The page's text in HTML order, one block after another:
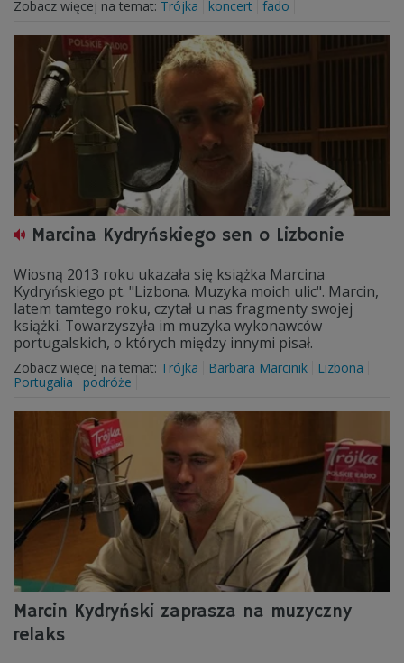
Zobacz więcej na temat: Trójka koncert fado
Marcina Kydryńskiego sen o Lizbonie
Wiosną 2013 roku ukazała się książka Marcina
Kydryńskiego pt. "Lizbona. Muzyka moich ulic". Marcin,
latem tamtego roku, czytał u nas fragmenty swojej
książki. Towarzyszyła im muzyka wykonawców
portugalskich, o których między innymi pisał.
Zobacz więcej na temat: Trójka Barbara Marcinik
Lizbona
Portugalia
podróże
Marcin Kydryński zaprasza na muzyczny
relaks